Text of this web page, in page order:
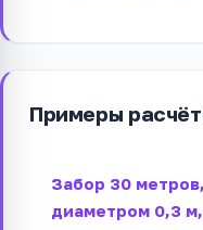
Примеры
Забор 30
диаметром 0,3